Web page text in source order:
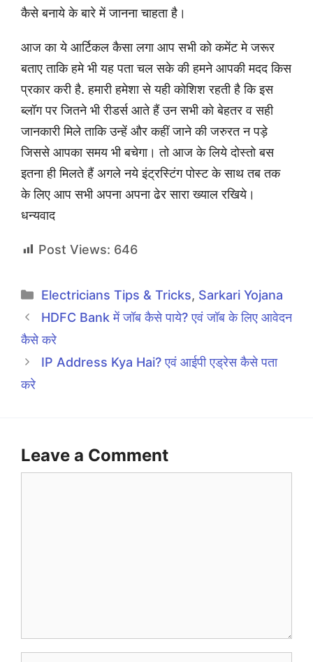
कैसे बनाये के बारे में जानना चाहता है।
आज का ये आर्टिकल कैसा लगा आप सभी को कमेंट मे जरूर
बताए ताकि हमे भी यह पता चल सके की हमने आपकी मदद किस
प्रकार करी है. हमारी हमेशा से यही कोशिश रहती है कि इस
ब्लॉग पर जितने भी रीडर्स आते हैं उन सभी को बेहतर व सही
जानकारी मिले ताकि उन्हें और कहीं जाने की जरुरत न पड़े
जिससे आपका समय भी बचेगा। तो आज के लिये दोस्तो बस
इतना ही मिलते हैं अगले नये इंट्रस्टिंग पोस्ट के साथ तब तक
के लिए आप सभी अपना अपना ढेर सारा ख्याल रखिये।
धन्यवाद
Post Views: 646
Categories
Electricians Tips & Tricks, Sarkari Yojana
HDFC Bank में जॉब कैसे पाये? एवं जॉब के लिए आवेदन
कैसे करे
IP Address Kya Hai? एवं आईपी एड्रेस कैसे पता
करे
Leave a Comment